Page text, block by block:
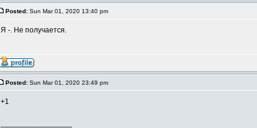
Posted: Sun Mar 01, 2020 13:40 pm
Я -. Не получается.
Posted: Sun Mar 01, 2020 23:49 pm
+1